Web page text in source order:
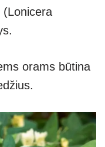
(Lonicera
orams būtina